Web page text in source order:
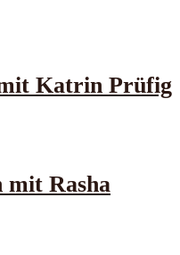
Katrin Prüfig
mit Rasha